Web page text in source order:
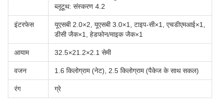
ब्लूटूथ: संस्करण 4.2
इंटरफेस
यूएसबी 2.0×2, यूएसबी 3.0×1, टाइप-सी×1, एचडीएमआई×1,
डीसी जैक×1, हेडफोन/माइक जैक×1
आयाम 32.5×21.2×2.1 सेमी
वजन 1.6 किलोग्राम (नेट), 2.5 किलोग्राम (पैकेज के साथ सकल)
रंग ग्रे